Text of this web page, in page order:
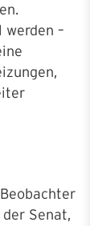
–
Senat,